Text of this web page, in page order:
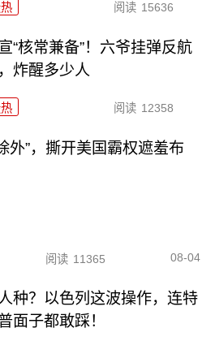
阅读 15636
“核常兼备”！六爷挂弹反航
炸醒多少人
阅读 12358
外”，撕开美国霸权遮羞布
阅读 11365 08-04
种？以色列这波操作，连特
面子都敢踩！